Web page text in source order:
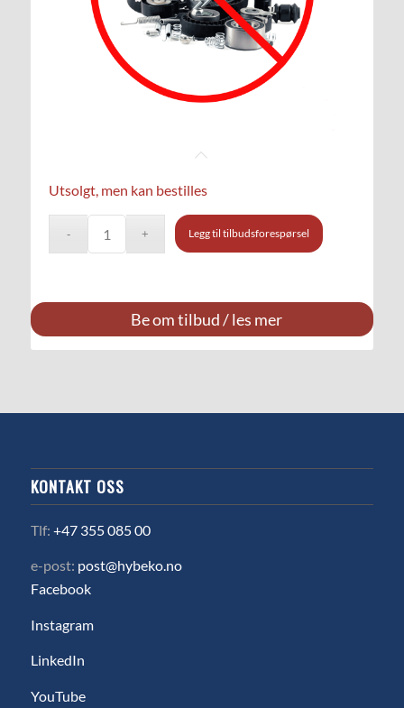
Utsolgt, men kan bestilles
Legg til tilbudsforespørsel
Be om tilbud / les mer
KONTAKT OSS
Tlf: +47 355 085 00
e-post: post@hybeko.no
Facebook
Instagram
LinkedIn
YouTube